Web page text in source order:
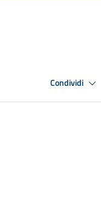
Condividi